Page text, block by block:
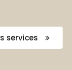
services